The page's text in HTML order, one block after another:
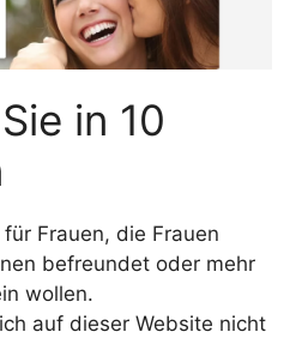
in 10
Frauen, die Frauen
befreundet oder mehr
wollen.
auf dieser Website nicht